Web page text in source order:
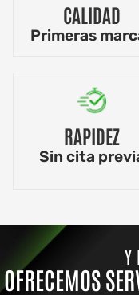
CALIDAD
Primeras
RAPIDEZ
Sin cita
Y
OFRECEMOS